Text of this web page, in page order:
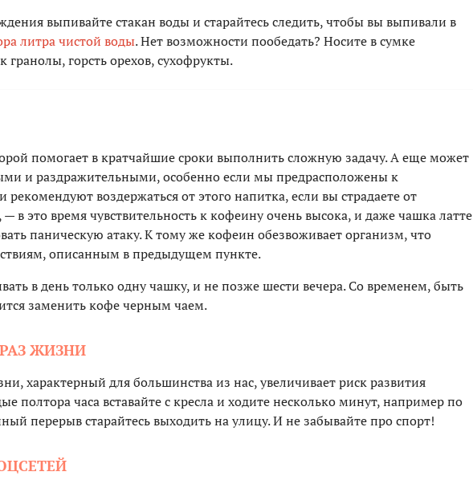
выпивайте стакан воды и старайтесь следить, чтобы вы выпивали в
литра чистой воды. Нет возможности пообедать? Носите в сумке
гранолы, горсть орехов, сухофрукты.
помогает в кратчайшие сроки выполнить сложную задачу. А еще может
и раздражительными, особенно если мы предрасположены к
рекомендуют воздержаться от этого напитка, если вы страдаете от
в это время чувствительность к кофеину очень высока, и даже чашка латте
паническую атаку. К тому же кофеин обезвоживает организм, что
описанным в предыдущем пункте.
в день только одну чашку, и не позже шести вечера. Со временем, быть
заменить кофе черным чаем.
ЖИЗНИ
характерный для большинства из нас, увеличивает риск развития
полтора часа вставайте с кресла и ходите несколько минут, например по
перерыв старайтесь выходить на улицу. И не забывайте про спорт!